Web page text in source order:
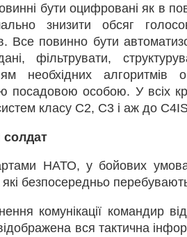
бути оцифровані як в
знизити обсяг
Все повинно бути
фільтрувати,
необхідних
посадовою особою. У всіх
класу C2, C3 і аж до
НАТО, у бойових
які безпосередньо
комунікації командир
вся тактична